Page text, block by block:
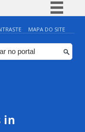
Simplifique!
Comunica BR
Participe
MAPA DO SITE
in